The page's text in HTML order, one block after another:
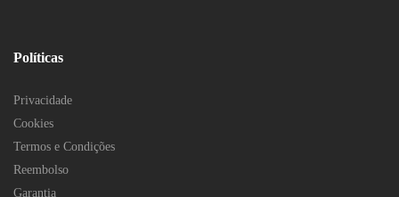
Políticas
Privacidade
Cookies
Termos e Condições
Reembolso
Garantia